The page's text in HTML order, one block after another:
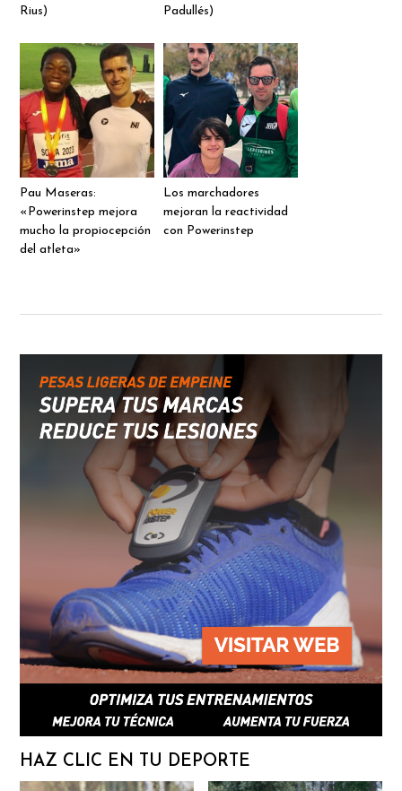
Rius)
Padullés)
Pau Maseras:
«Powerinstep mejora
mucho la propiocepción
del atleta»
Los marchadores
mejoran la reactividad
con Powerinstep
HAZ CLIC EN TU DEPORTE